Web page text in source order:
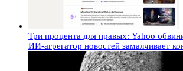
Три процента для правых: Yahoo
ИИ-агрегатор новостей замалчивает